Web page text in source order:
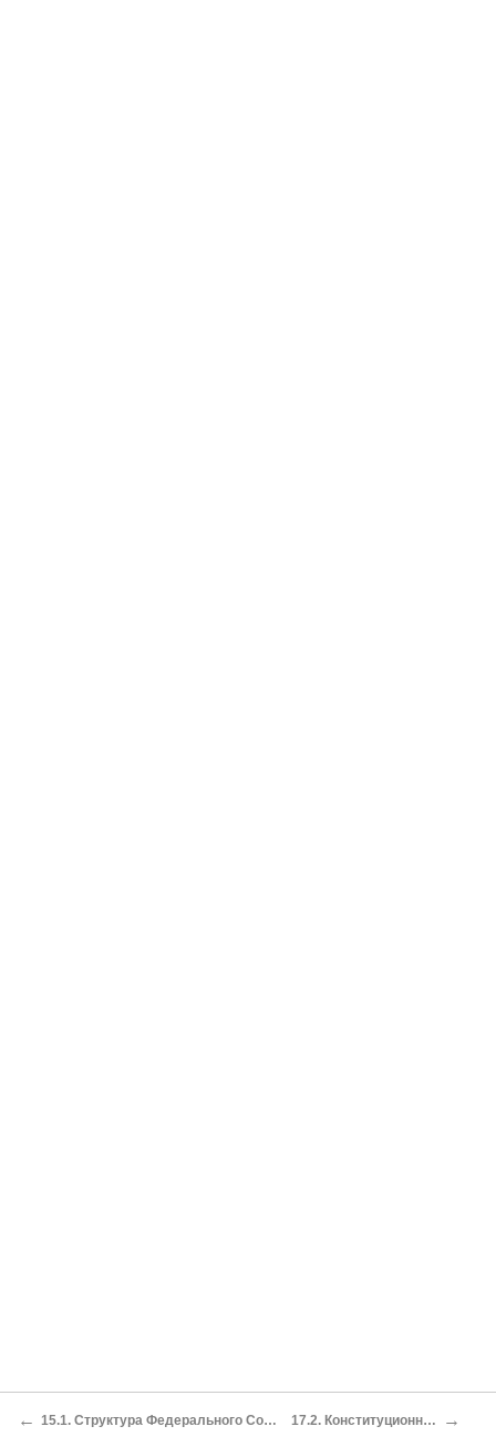
← 15.1. Структура Федерального Собрания, состав и порядок формирования его палат 17.2. Конституционно-правовой статус прокуратуры →